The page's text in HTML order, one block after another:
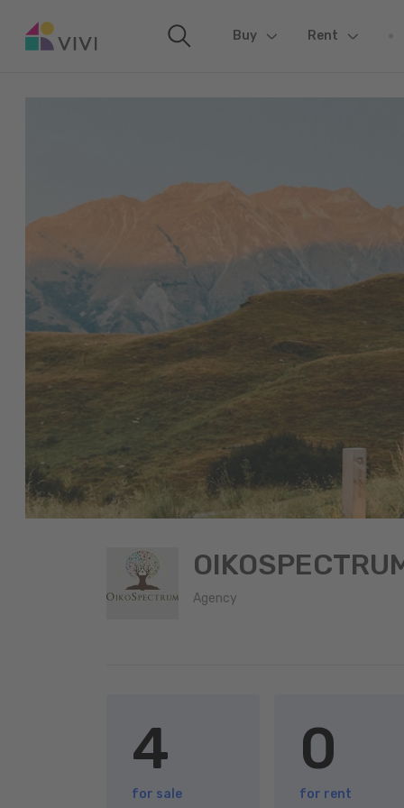
Buy (current)Rent
Agency
4
for sale
0
for rent